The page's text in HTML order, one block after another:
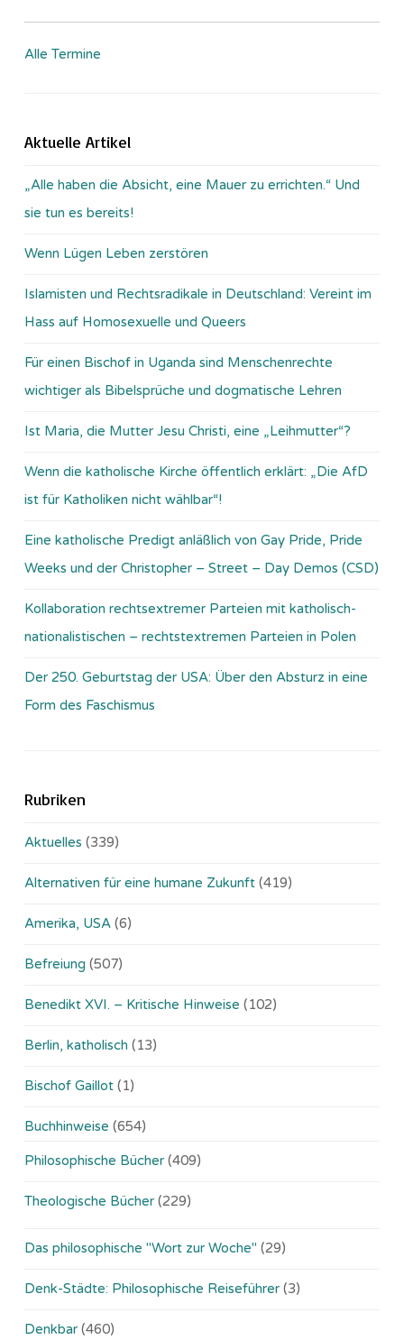
Alle Termine
Aktuelle Artikel
„Alle haben die Absicht, eine Mauer zu errichten.“ Und
sie tun es bereits!
Wenn Lügen Leben zerstören
Islamisten und Rechtsradikale in Deutschland: Vereint im
Hass auf Homosexuelle und Queers
Für einen Bischof in Uganda sind Menschenrechte
wichtiger als Bibelsprüche und dogmatische Lehren
Ist Maria, die Mutter Jesu Christi, eine „Leihmutter“?
Wenn die katholische Kirche öffentlich erklärt: „Die AfD
ist für Katholiken nicht wählbar“!
Eine katholische Predigt anläßlich von Gay Pride, Pride
Weeks und der Christopher – Street – Day Demos (CSD)
Kollaboration rechtsextremer Parteien mit katholisch-
nationalistischen – rechtstextremen Parteien in Polen
Der 250. Geburtstag der USA: Über den Absturz in eine
Form des Faschismus
Rubriken
Aktuelles (339)
Alternativen für eine humane Zukunft (419)
Amerika, USA (6)
Befreiung (507)
Benedikt XVI. – Kritische Hinweise (102)
Berlin, katholisch (13)
Bischof Gaillot (1)
Buchhinweise (654)
Philosophische Bücher (409)
Theologische Bücher (229)
Das philosophische "Wort zur Woche" (29)
Denk-Städte: Philosophische Reiseführer (3)
Denkbar (460)